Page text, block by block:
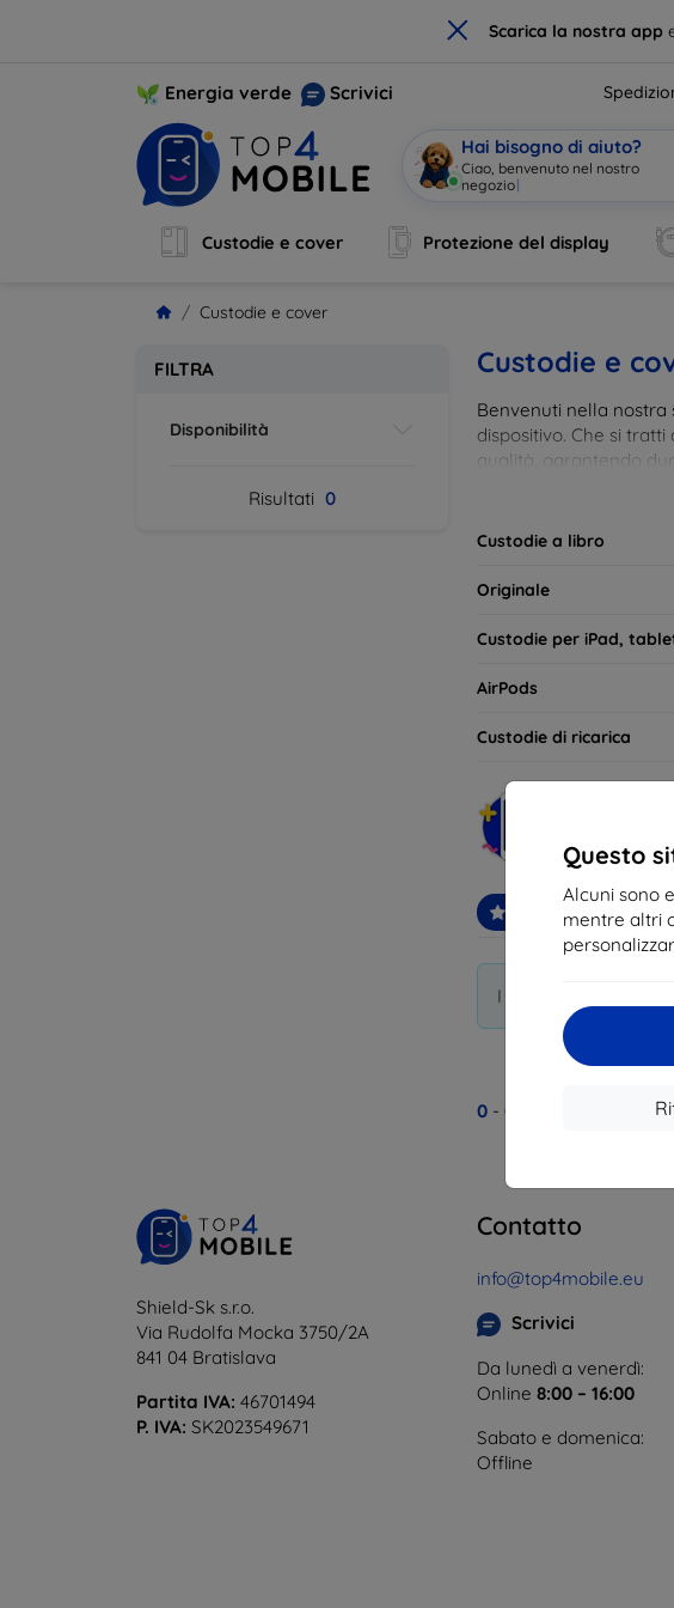
× Scarica la nostra app
Questo
Alcuni sono
mentre altri
Energia verde Scrivici
Hai bisogno di aiuto?
Ciao, benvenuto nel nostro
negozio|
Custodie e cover Protezione del display
Custodie e cover
FILTRA
Disponibilità
Risultati 0
Custodie e
Benvenuti nella nostra
dispositivo. Che si
qualità, garantendo
Custodie a libro
Originale
Custodie per iPad,
AirPods
Custodie di ricarica
Il
I did not find any
0 - 0
Shield-Sk s.r.o.
Via Rudolfa Mocka 3750/2A
841 04 Bratislava
Partita IVA: 46701494
P. IVA: SK2023549671
Contatto
info@top4mobile.eu
Scrivici
Da lunedì a venerdì:
Online 8:00 – 16:00
Sabato e domenica:
Offline